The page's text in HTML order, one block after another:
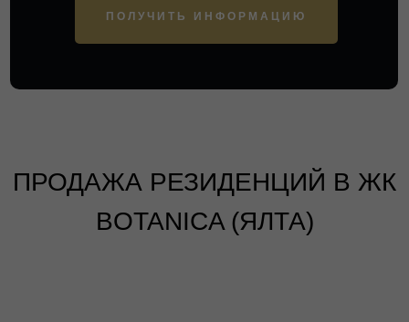
ПОЛУЧИТЬ ИНФОРМАЦИЮ
ПРОДАЖА РЕЗИДЕНЦИЙ В ЖК
BOTANICA (ЯЛТА)